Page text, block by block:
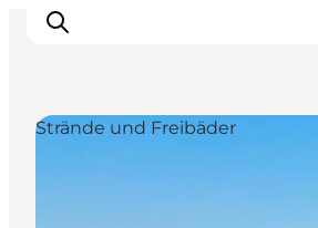
Strände und Freibäder